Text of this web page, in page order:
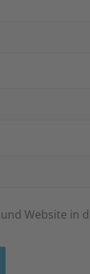
und Website